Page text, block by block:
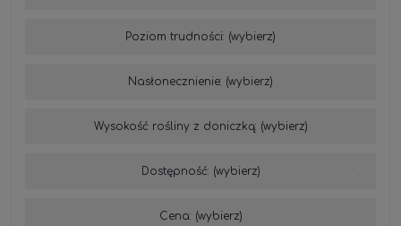
Poziom trudności: (wybierz)
Nasłonecznienie: (wybierz)
Wysokość rośliny z doniczką: (wybierz)
Dostępność: (wybierz)
Cena: (wybierz)